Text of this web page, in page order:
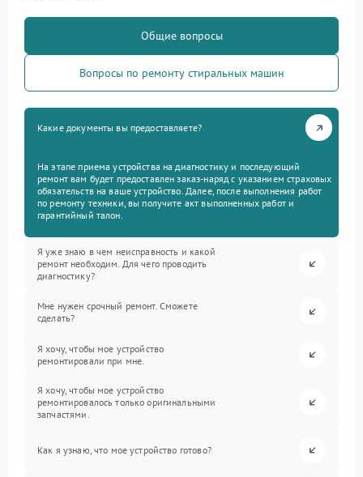
Общие вопросы
Вопросы по ремонту стиральных машин
Какие документы вы предоставляете?
На этапе приема устройства на диагностику и последующий
ремонт вам будет предоставлен заказ-наряд с указанием страховых
обязательств на ваше устройство. Далее, после выполнения работ
по ремонту техники, вы получите акт выполненных работ и
гарантийный талон.
Я уже знаю в чем неисправность и какой
ремонт необходим. Для чего проводить
диагностику?
Мне нужен срочный ремонт. Сможете
сделать?
Я хочу, чтобы мое устройство
ремонтировали при мне.
Я хочу, чтобы мое устройство
ремонтировалось только оригинальными
запчастями.
Как я узнаю, что мое устройство готово?